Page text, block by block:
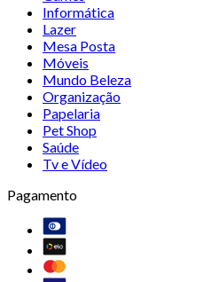
Informática
Lazer
Mesa Posta
Móveis
Mundo Beleza
Organização
Papelaria
Pet Shop
Saúde
Tv e Vídeo
Pagamento